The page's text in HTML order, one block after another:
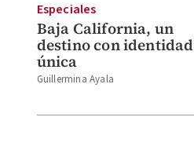
Baja California, un
destino con identidad
única
Especiales
Guillermina Ayala